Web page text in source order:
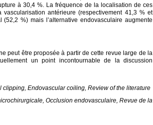
à 30,4 %. La fréquence de la localisation de ces
antérieure (respectivement 41,3 % et
%) mais l’alternative endovasculaire augmente
peut être proposée à partir de cette revue large de la
un point incontournable de la discussion
Endovascular coiling, Review of the literature
Occlusion endovasculaire, Revue de la